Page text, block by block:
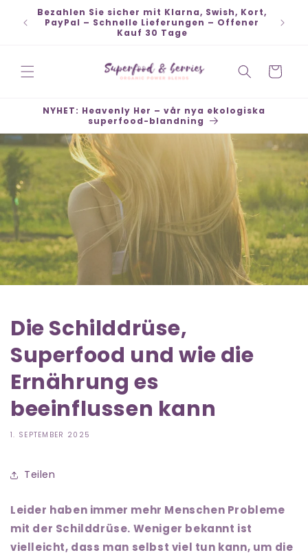
zum
Inhalt
Bezahlen Sie sicher mit Klarna, Swish, Kort,
PayPal – Schnelle Lieferungen – Offener
Kauf 30 Tage
Warenkorb
NYHET: Heavenly Her – vår nya ekologiska
superfood-blandning
Die Schilddrüse,
Superfood und wie die
Ernährung es
beeinflussen kann
1. SEPTEMBER 2025
Teilen
Leider haben immer mehr Menschen Probleme
mit der Schilddrüse. Weniger bekannt ist
vielleicht, dass man selbst viel tun kann, um die